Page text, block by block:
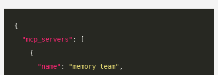
"mcp_servers"
"name" : "memory-team"